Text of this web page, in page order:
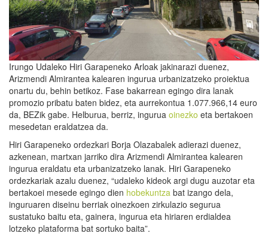
Irungo Udaleko Hiri Garapeneko Arloak jakinarazi duenez,
Arizmendi Almirantea kalearen ingurua urbanizatzeko proiektua
onartu du, behin betikoz. Fase bakarrean egingo dira lanak
promozio pribatu baten bidez, eta aurrekontua 1.077.966,14 euro
da, BEZik gabe. Helburua, berriz, ingurua oinezko eta bertakoen
mesedetan eraldatzea da.
Hiri Garapeneko ordezkari Borja Olazabalek adierazi duenez,
azkenean, martxan jarriko dira Arizmendi Almirantea kalearen
ingurua eraldatu eta urbanizatzeko lanak. Hiri Garapeneko
ordezkariak azalu duenez, “udaleko kideok argi dugu auzotar eta
bertakoei mesede egingo dien hobekuntza bat izango dela,
inguruaren diseinu berriak oinezkoen zirkulazio segurua
sustatuko baitu eta, gainera, ingurua eta hiriaren erdialdea
lotzeko plataforma bat sortuko baita”.